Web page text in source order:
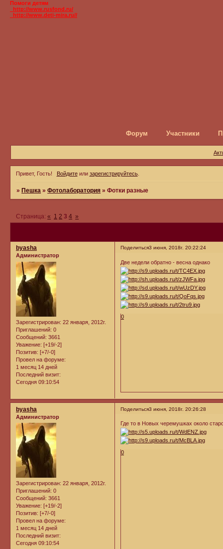
Помоги детям
_http://www.rusfond.ru/
_http://www.deti-mira.ru//
Форум Участники
Привет, Гость! Войдитеили зарегистрируйтесь.
» Пешка »Фотолаборатория »Фотки разные
Страница:« 1 2 3 4 »
Поделиться3 июня, 2018г. 20:22:24
byasha
Администратор
Зарегистрирован: 22 января, 2012г.
Приглашений: 0
Сообщений: 3661
Уважение: [+19/-2]
Позитив: [+7/-0]
Провел на форуме:
1 месяц 14 дней
Последний визит:
Сегодня 09:10:54
Две недели обратно - весна однако
0
Поделиться3 июня, 2018г. 20:26:28
byasha
Администратор
Зарегистрирован: 22 января, 2012г.
Приглашений: 0
Сообщений: 3661
Уважение: [+19/-2]
Позитив: [+7/-0]
Провел на форуме:
1 месяц 14 дней
Последний визит:
Сегодня 09:10:54
Где то в Новых черемушках около
0